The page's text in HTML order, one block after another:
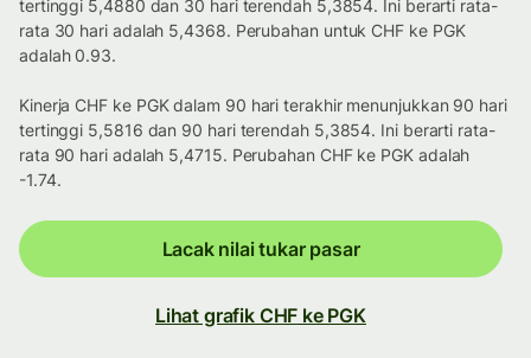
tertinggi 5,4880 dan 30 hari terendah 5,3854. Ini berarti rata-
rata 30 hari adalah 5,4368. Perubahan untuk CHF ke PGK
adalah 0.93.
Kinerja CHF ke PGK dalam 90 hari terakhir menunjukkan 90 hari
tertinggi 5,5816 dan 90 hari terendah 5,3854. Ini berarti rata-
rata 90 hari adalah 5,4715. Perubahan CHF ke PGK adalah
-1.74.
Lacak nilai tukar pasar
Lihat grafik CHF ke PGK